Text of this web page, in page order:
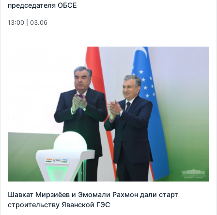
председателя ОБСЕ
13:00 | 03.06
Шавкат Мирзиёев и Эмомали Рахмон дали старт
строительству Яванской ГЭС